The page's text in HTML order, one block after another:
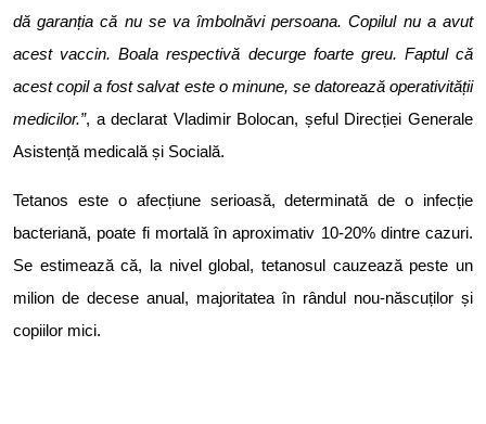
dă garanția că nu se va îmbolnăvi persoana. Copilul nu a avut
acest vaccin. Boala respectivă decurge foarte greu. Faptul că
acest copil a fost salvat este o minune, se datorează operativității
medicilor.”, a declarat Vladimir Bolocan, șeful Direcției Generale
Asistență medicală și Socială.
Tetanos este o afecțiune serioasă, determinată de o infecție
bacteriană, poate fi mortală în aproximativ 10-20% dintre cazuri.
Se estimează că, la nivel global, tetanosul cauzează peste un
milion de decese anual, majoritatea în rândul nou-născuților și
copiilor mici.